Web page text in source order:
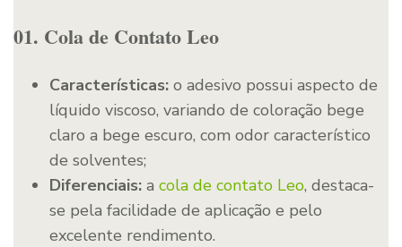
01. Cola de Contato Leo
Características: o adesivo possui aspecto de
líquido viscoso, variando de coloração bege
claro a bege escuro, com odor característico
de solventes;
Diferenciais: a cola de contato Leo, destaca-
se pela facilidade de aplicação e pelo
excelente rendimento.